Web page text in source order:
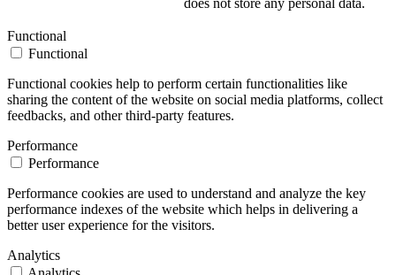
does not store any personal data.
Functional
Functional
Functional cookies help to perform certain functionalities like
sharing the content of the website on social media platforms, collect
feedbacks, and other third-party features.
Performance
Performance
Performance cookies are used to understand and analyze the key
performance indexes of the website which helps in delivering a
better user experience for the visitors.
Analytics